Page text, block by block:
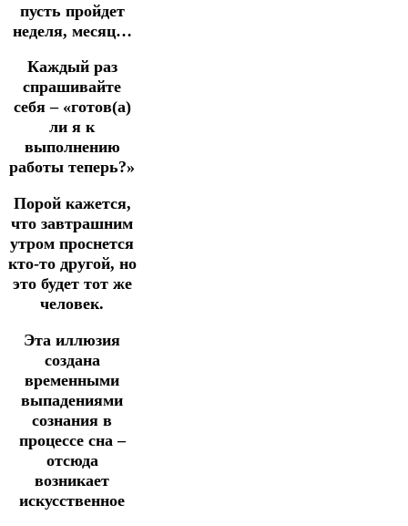
пусть пройдет
неделя, месяц…
Каждый раз
спрашивайте
себя – «готов(а)
ли я к
выполнению
работы теперь?»
Порой кажется,
что завтрашним
утром проснется
кто-то другой, но
это будет тот же
человек.
Эта иллюзия
создана
временными
выпадениями
сознания в
процессе сна –
отсюда
возникает
искусственное